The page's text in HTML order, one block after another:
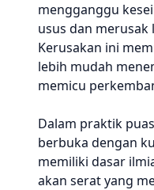
mengganggu
usus dan merusak
Kerusakan ini
lebih mudah
memicu
Dalam praktik
berbuka dengan
memiliki dasar
akan serat yang